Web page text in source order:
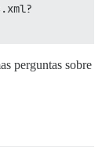
perguntas sobre